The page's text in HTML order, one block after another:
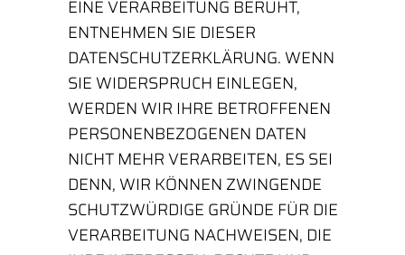
EINE VERARBEITUNG BERUHT,
ENTNEHMEN SIE DIESER
DATENSCHUTZERKLÄRUNG. WENN
SIE WIDERSPRUCH EINLEGEN,
WERDEN WIR IHRE BETROFFENEN
PERSONENBEZOGENEN DATEN
NICHT MEHR VERARBEITEN, ES SEI
DENN, WIR KÖNNEN ZWINGENDE
SCHUTZWÜRDIGE GRÜNDE FÜR DIE
VERARBEITUNG NACHWEISEN, DIE